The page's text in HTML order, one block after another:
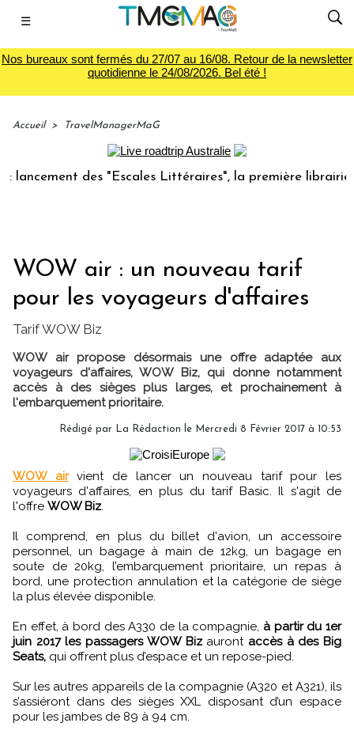
☰
Nos bureaux sont fermés du 27/07 au 16/08. Retour de la newsletter
quotidienne le 24/08/2026. Bel été !
Accueil > TravelManagerMaG
des "Escales Littéraires", la première librairie du
WOW air : un nouveau tarif
pour les voyageurs d'affaires
Tarif WOW Biz
WOW air propose désormais une offre adaptée aux
voyageurs d'affaires, WOW Biz, qui donne notamment
accès à des sièges plus larges, et prochainement à
l'embarquement prioritaire.
Rédigé par La Rédaction le Mercredi 8 Février 2017 à 10:53
WOW airvient de lancer un nouveau tarif pour les
voyageurs d'affaires, en plus du tarif Basic. Il s'agit de
l'offre WOW Biz
Il comprend, en plus du billet d'avion, un accessoire
personnel, un bagage à main de 12kg, un bagage en
soute de 20kg, l’embarquement prioritaire, un repas à
bord, une protection annulation et la catégorie de siège
la plus élevée disponible.
En effet, à bord des A330 de la compagnie, à partir du 1er
juin 2017 les passagers WOW Bizauront accès à des Big
Seats, qui offrent plus d’espace et un repose-pied.
Sur les autres appareils de la compagnie (A320 et A321), ils
s’assiéront dans des sièges XXL disposant d’un espace
pour les jambes de 89 à 94 cm.